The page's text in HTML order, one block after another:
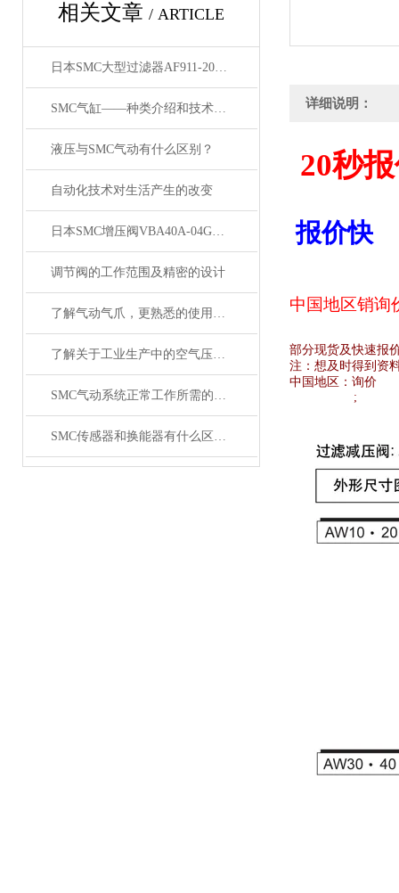
相关文章 / ARTICLE
日本SMC大型过滤器AF911-20和AF60-10的区别
SMC气缸——种类介绍和技术资料
液压与SMC气动有什么区别？
自动化技术对生活产生的改变
日本SMC增压阀VBA40A-04GN和VBA42A-04GN 及VBA43A-04GN
调节阀的工作范围及精密的设计
了解气动气爪，更熟悉的使用SMC齐气动气爪
了解关于工业生产中的空气压缩机应用
SMC气动系统正常工作所需的技术要求
SMC传感器和换能器有什么区别？
详细说明：
20秒
报价快
中国地区销询
部分现货及快速报
注：想及时得到资
中国地区： 询价
;